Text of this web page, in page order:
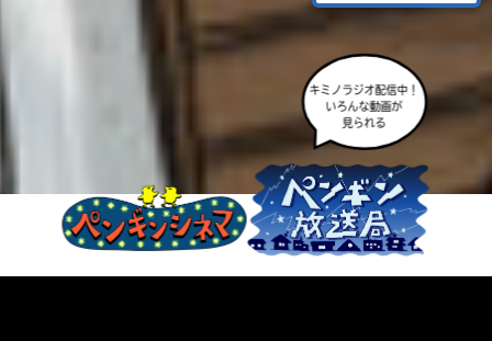
キミノラジオ配信中！
いろんな動画が
見られる
度
み
て
ね
る